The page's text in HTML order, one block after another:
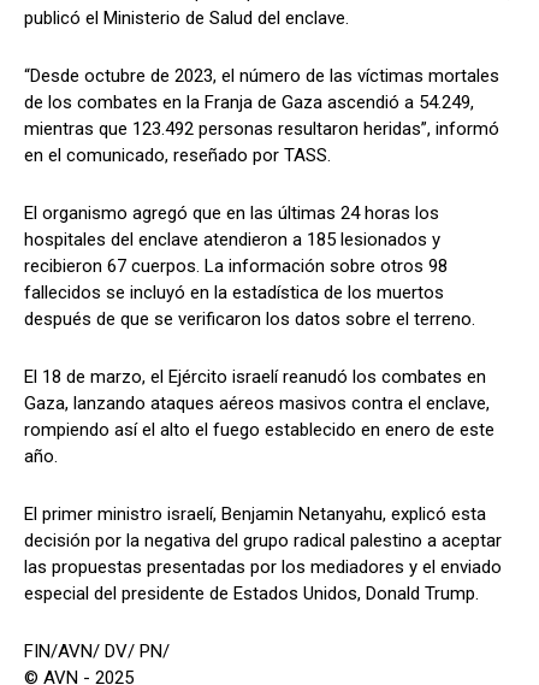
publicó el Ministerio de Salud del enclave.
“Desde octubre de 2023, el número de las víctimas mortales
de los combates en la Franja de Gaza ascendió a 54.249,
mientras que 123.492 personas resultaron heridas”, informó
en el comunicado, reseñado por TASS.
El organismo agregó que en las últimas 24 horas los
hospitales del enclave atendieron a 185 lesionados y
recibieron 67 cuerpos. La información sobre otros 98
fallecidos se incluyó en la estadística de los muertos
después de que se verificaron los datos sobre el terreno.
El 18 de marzo, el Ejército israelí reanudó los combates en
Gaza, lanzando ataques aéreos masivos contra el enclave,
rompiendo así el alto el fuego establecido en enero de este
año.
El primer ministro israelí, Benjamin Netanyahu, explicó esta
decisión por la negativa del grupo radical palestino a aceptar
las propuestas presentadas por los mediadores y el enviado
especial del presidente de Estados Unidos, Donald Trump.
FIN/AVN/ DV/ PN/
© AVN - 2025